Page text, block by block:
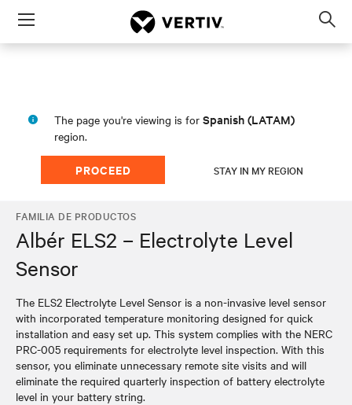
Menu
The page you're viewing is for Spanish (LATAM)
region.
PROCEED STAY IN MY REGION
FAMILIA DE PRODUCTOS
Albér ELS2 – Electrolyte Level
Sensor
The ELS2 Electrolyte Level Sensor is a non-invasive level sensor
with incorporated temperature monitoring designed for quick
installation and easy set up. This system complies with the NERC
PRC-005 requirements for electrolyte level inspection. With this
sensor, you eliminate unnecessary remote site visits and will
eliminate the required quarterly inspection of battery electrolyte
level in your battery string.